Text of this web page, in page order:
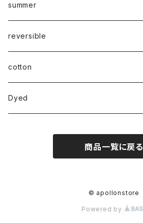
summer
reversible
cotton
Dyed
商品一覧に戻る
© apollonstore
Powered by